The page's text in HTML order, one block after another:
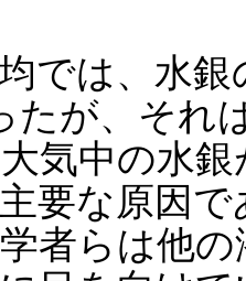
では、水銀
たが、それ
気中の水
要な原因
者らは他